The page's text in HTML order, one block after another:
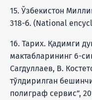
15. Ўзбекистон
318-б. (National
16. Тарих. Қадимги
мактабларининг 6-
Сагдуллаев, В.
тўлдирилган
полиграф сервис”,